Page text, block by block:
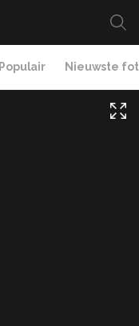
Populair Nieuwste